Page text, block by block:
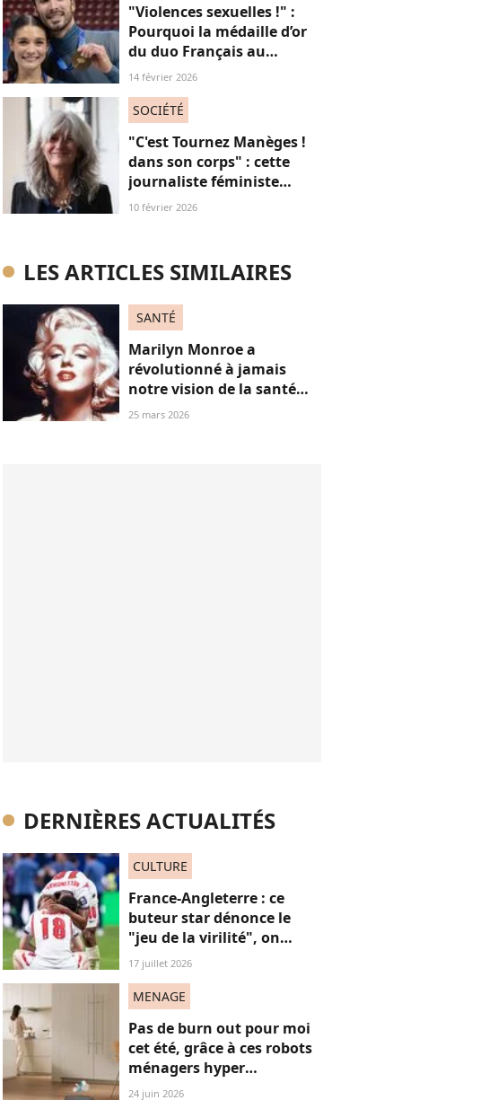
"Violences sexuelles !" :
Pourquoi la médaille d’or
du duo Français au
patinage aux JO fait
14 février 2026
SOCIÉTÉ
"C'est Tournez Manèges !
dans son corps" : cette
journaliste féministe
défend ses cheveux blancs
10 février 2026
LES ARTICLES SIMILAIRES
SANTÉ
Marilyn Monroe a
révolutionné à jamais
notre vision de la santé
mentale (bien avant
25 mars 2026
DERNIÈRES ACTUALITÉS
CULTURE
France-Angleterre : ce
buteur star dénonce le
"jeu de la virilité", on
décrypte ses mots pas très
"frères Gallagher"
17 juillet 2026
MENAGE
Pas de burn out pour moi
cet été, grâce à ces robots
ménagers hyper
performants
24 juin 2026